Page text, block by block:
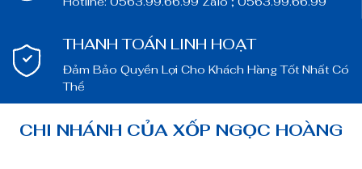
THANH TOÁN LINH HOẠT
Đảm Bảo Quyền Lợi Cho Khách Hàng Tốt Nhất Có
Thể
CHI NHÁNH CỦA XỐP NGỌC HOÀNG